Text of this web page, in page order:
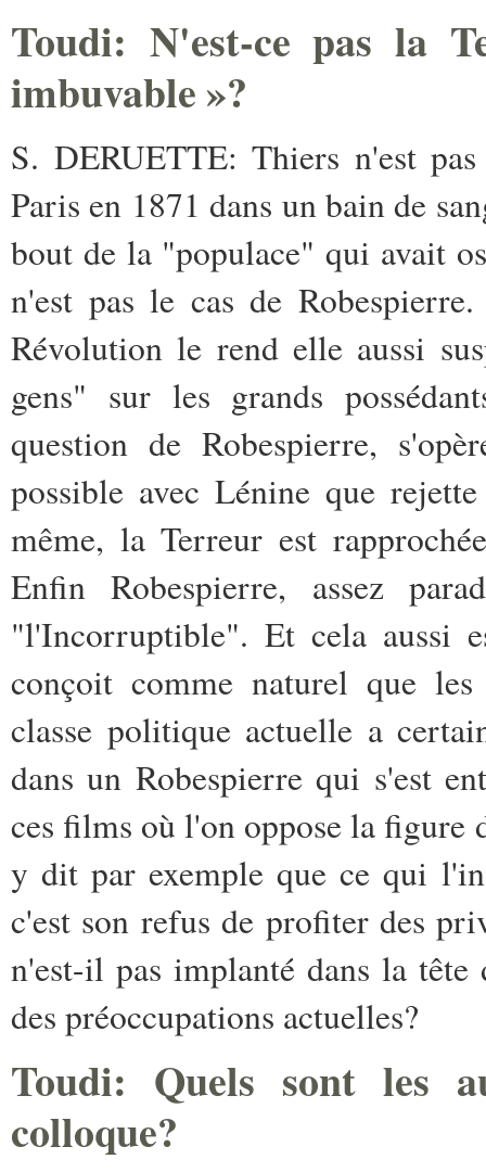
Toudi: N'est-ce pas la
imbuvable »?
S. DERUETTE: Thiers n'est
Paris ­en 1871 dans un bain de
bout de­ la "populace" qui avait
n'est pas­ le cas de
Révolution le ­rend elle aussi
gens" sur les­ grands
question de ­Robespierre,
possible avec Lénine­ que
même, la Terreur est
Enfin Robespierre, assez
"l'Incorruptible". Et cela aussi
conçoit comme naturel que
classe politique actuelle a
dans un Robespierre qui s'est
ces films où l'on oppose la figure
y dit par exemple que ce qui
c'est son refus de profiter des
n'est-il pas implanté dans la
des préoccupations actuelles?
Toudi: Quels sont les
colloque?